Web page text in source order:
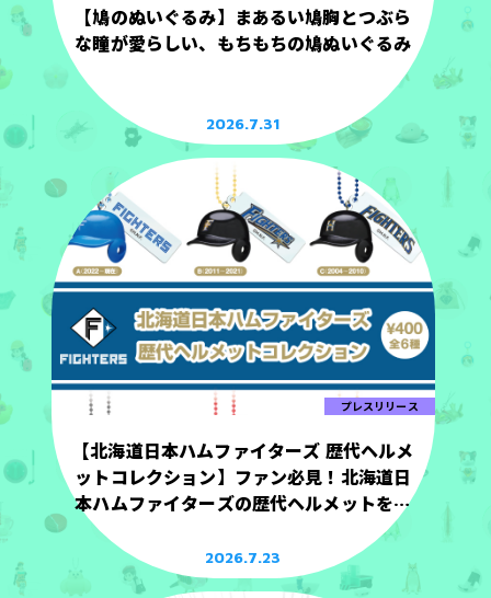
【鳩のぬいぐるみ】まあるい鳩胸とつぶら
な瞳が愛らしい、もちもちの鳩ぬいぐるみ
2026.7.31
プレスリリース
【北海道日本ハムファイターズ 歴代ヘルメ
ットコレクション】ファン必見！北海道日
本ハムファイターズの歴代ヘルメットを手
2026.7.23